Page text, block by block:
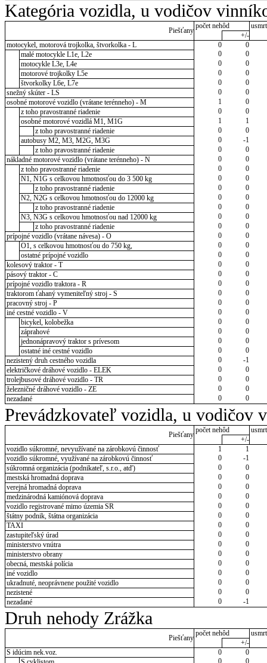
Kategória vozidla, u vodičov
Piešťany
počet nehôd
+/-
motocykel, motorová trojkolka, štvorkolka - L
0
0
malé motocykle L1e, L2e
0
0
motocykle L3e, L4e
0
0
motorové trojkolky L5e
0
0
štvorkolky L6e, L7e
0
0
snežný skúter - LS
0
0
osobné motorové vozidlo (vrátane terénneho) - M
1
0
z toho pravostranné riadenie
0
0
osobné motorové vozidlá M1, M1G
1
1
z toho pravostranné riadenie
0
0
autobusy M2, M3, M2G, M3G
0
-1
z toho pravostranné riadenie
0
0
nákladné motorové vozidlo (vrátane terénneho) - N
0
0
z toho pravostranné riadenie
0
0
N1, N1G s celkovou hmotnosťou do 3 500 kg
0
0
z toho pravostranné riadenie
0
0
N2, N2G s celkovou hmotnosťou do 12000 kg
0
0
z toho pravostranné riadenie
0
0
N3, N3G s celkovou hmotnosťou nad 12000 kg
0
0
z toho pravostranné riadenie
0
0
prípojné vozidlo (vrátane návesa) - O
0
0
O1, s celkovou hmotnosťou do 750 kg,
0
0
ostatné prípojné vozidlo
0
0
kolesový traktor - T
0
0
pásový traktor - C
0
0
prípojné vozidlo traktora - R
0
0
traktorom ťahaný vymeniteľný stroj - S
0
0
pracovný stroj - P
0
0
iné cestné vozidlo - V
0
0
bicykel, kolobežka
0
0
záprahové
0
0
jednonápravový traktor s prívesom
0
0
ostatné iné cestné vozidlo
0
0
nezistený druh cestného vozidla
0
-1
električkové dráhové vozidlo - ELEK
0
0
trolejbusové dráhové vozidlo - TR
0
0
železničné dráhové vozidlo - ZE
0
0
nezadané
0 0
Prevádzkovateľ vozidla, u vodičov
Piešťany
počet nehôd
+/-
vozidlo súkromné, nevyužívané na zárobkovú činnosť
1
1
vozidlo súkromné, využívané na zárobkovú činnosť
0
-1
súkromná organizácia (podnikateľ, s.r.o., atď)
0
0
mestská hromadná doprava
0
0
verejná hromadná doprava
0
0
medzinárodná kamiónová doprava
0
0
vozidlo registrované mimo územia SR
0
0
štátny podnik, štátna organizácia
0
0
TAXI
0
0
zastupiteľský úrad
0
0
ministerstvo vnútra
0
0
ministerstvo obrany
0
0
obecná, mestská polícia
0
0
iné vozidlo
0
0
ukradnuté, neoprávnene použité vozidlo
0
0
nezistené
0
0
nezadané
0 -1
Druh nehody Zrážka
Piešťany
počet nehôd
+/-
S idúcim nek.voz.
0
0